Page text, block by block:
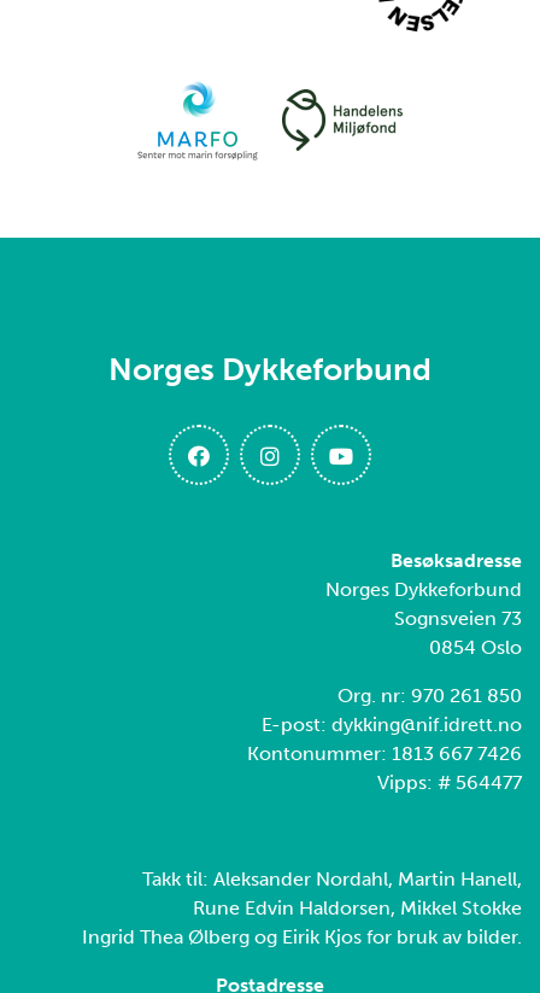
Norges Dykkeforbund
Besøksadresse
Norges Dykkeforbund
Sognsveien 73
0854 Oslo
Org. nr: 970 261 850
E-post: dykking@nif.idrett.no
Kontonummer: 1813 667 7426
Vipps: # 564477
Takk til: Aleksander Nordahl, Martin Hanell,
Rune Edvin Haldorsen, Mikkel Stokke
Ingrid Thea Ølberg og Eirik Kjos for bruk av bilder.
Postadresse